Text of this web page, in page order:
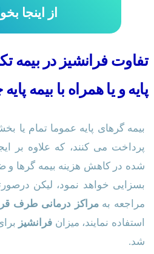
از اینجا
تفاوت فرانشیز در بیمه
پایه و یا همراه با بیمه
بیمه گرهای پایه عموما تمام یا
پرداخت می کنند، که علاوه بر
شده در کاهش هزینه‌ بیمه‌ گرها
بسزایی خواهد نمود، لیکن
مراجعه بهمراکز درمانی طرف
استفاده نمایند، میزان فرانشیز
شد.